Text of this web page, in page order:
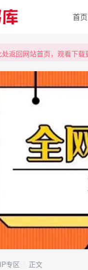
首页
返回网站首页，观看下载
处返回网站首页，观看下载
专区 正文